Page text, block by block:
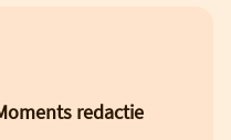
redactie